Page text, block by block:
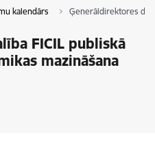
kalendārs Ģenerāldirektores
FICIL publiskā
mazināšana